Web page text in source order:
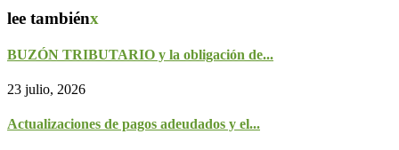
lee tambiénx
BUZÓN TRIBUTARIO y la obligación de...
23 julio, 2026
Actualizaciones de pagos adeudados y el...